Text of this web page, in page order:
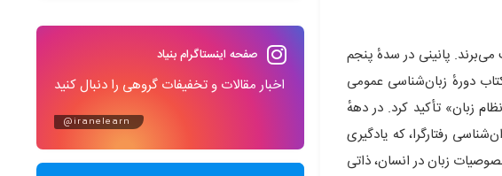
پانینی در سدهٔ پنجم
دورهٔ زبان‌شناسی عمومی
زبان» تأکید کرد. در دههٔ
رفتارگرا، که یادگیری
زبان در انسان، ذاتی
صفحه اینستاگرام بنیاد
اخبار مقالات و تخفیفات گروهی را دنبال کنید
@iranelearn